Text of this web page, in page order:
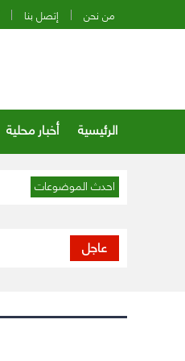
من نحن إتصل بنا
الرئيسية أخبار محلية
احدث الموضوعات
عاجل